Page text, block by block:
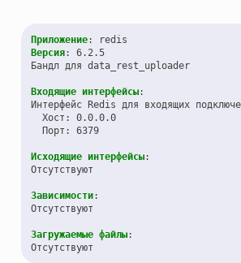
Приложение:
redis
Версия:
6.2.5
Бандл для data_rest_uploader
Входящие интерфейсы:
Интерфейс Redis для входящих
Хост :
0.0.0.0
Порт : 6379
Исходящие интерфейсы:
Отсутствуют
Зависимости:
Отсутствуют
Загружаемые файлы:
Отсутствуют